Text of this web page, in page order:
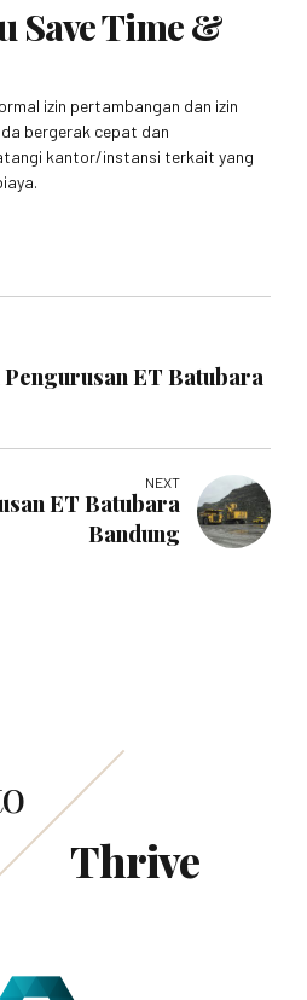
Save Time &
izin pertambangan dan izin
bergerak cepat dan
kantor/instansi terkait yang
Pengurusan ET Batubara
NEXT
ET Batubara
Bandung
Thrive